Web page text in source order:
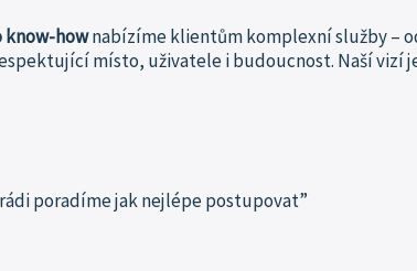
know-hownabízíme klientům komplexní služby –
místo, uživatele i budoucnost. Naší vizí
poradíme jak nejlépe postupovat”